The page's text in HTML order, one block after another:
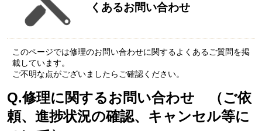
くあるお問い合わせ
このページでは修理のお問い合わせに関するよくあるご質問を掲
載しています。
ご不明な点がございましたらご確認ください。
Q.修理に関するお問い合わせ （ご依
頼、進捗状況の確認、キャンセル等に